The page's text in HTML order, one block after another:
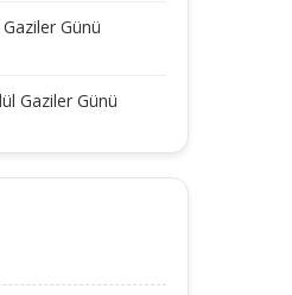
Gaziler Günü
Gaziler Günü